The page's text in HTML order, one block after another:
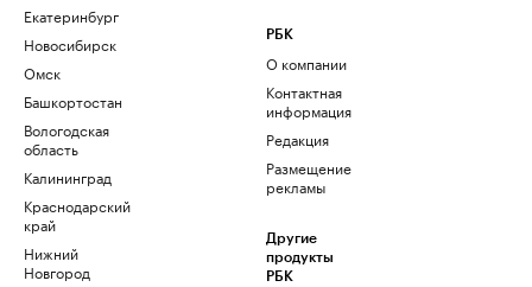
Екатеринбург
Новосибирск
Омск
Башкортостан
Вологодская
область
Калининград
Краснодарский
край
Нижний
Новгород
РБК
О компании
Контактная
информация
Редакция
Размещение
рекламы
Другие
продукты
РБК